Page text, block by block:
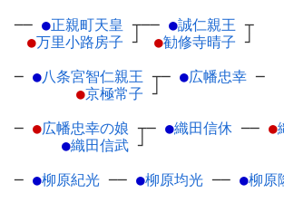
── ●正親町天皇 ┬
●万里小路房子 ┘
── ●誠仁親王 ┬
●勧修寺晴子 ┘
─ ●八条宮智仁親王 ┬
●京極常子 ┘
─ ●広幡忠幸 ─
─ ●広幡忠幸の娘 ┬
●織田信武 ┘
─ ●織田信休 ── ●
─ ●柳原紀光 ── ●柳原均光 ── ●柳原